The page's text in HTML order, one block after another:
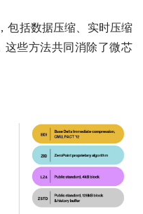
包括数据压缩、实时压缩
些方法共同消除了微芯